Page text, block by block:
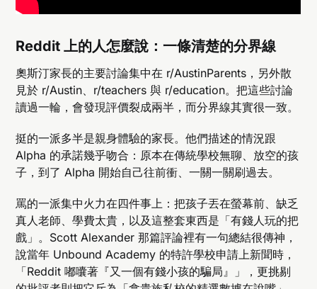
Reddit 上的人怎麼說：一條清楚的分界線
奧斯汀家長的主要討論集中在 r/AustinParents，另外散
見於 r/Austin、r/teachers 與 r/education。把這些討論
讀過一輪，會發現評價裂成兩半，而分界線其實很一致。
挺的一派多半是親身體驗的家長。他們描述的情況跟
Alpha 的承諾幾乎吻合：原本在傳統學校無聊、放空的孩
子，到了 Alpha 開始自己往前衝、一關一關刷過去。
罵的一派集中火力在四件事上：把孩子丟在螢幕前、缺乏
真人老師、學費太貴，以及這整套東西是「有錢人玩的把
戲」。Scott Alexander 那篇評論裡有一句總結很傳神，
說當年 Unbound Academy 的特許學校申請上新聞時，
「Reddit 嘟囔著『又一個有錢小孩的騙局』」，更挑剔